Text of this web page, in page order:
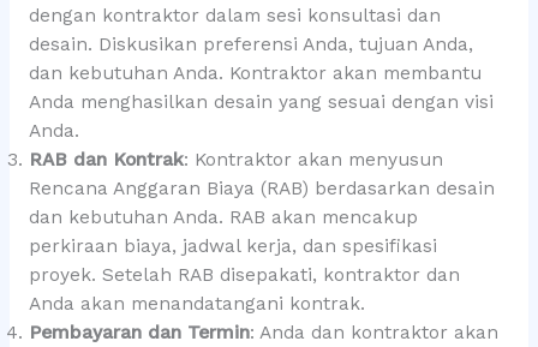
dengan kontraktor dalam sesi konsultasi dan
desain. Diskusikan preferensi Anda, tujuan Anda,
dan kebutuhan Anda. Kontraktor akan membantu
Anda menghasilkan desain yang sesuai dengan visi
Anda.
RAB dan Kontrak: Kontraktor akan menyusun
Rencana Anggaran Biaya (RAB) berdasarkan desain
dan kebutuhan Anda. RAB akan mencakup
perkiraan biaya, jadwal kerja, dan spesifikasi
proyek. Setelah RAB disepakati, kontraktor dan
Anda akan menandatangani kontrak.
Pembayaran dan Termin: Anda dan kontraktor akan